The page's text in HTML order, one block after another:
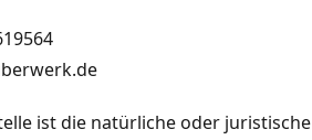
ist die natürliche oder